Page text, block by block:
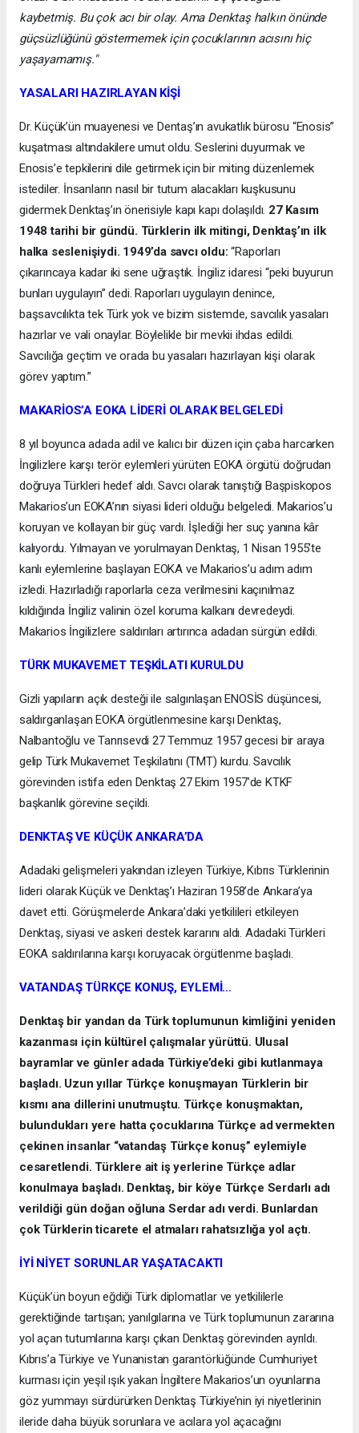
kaybetmiş. Bu çok acı bir olay. Ama Denktaş halkın önünde
güçsüzlüğünü göstermemek için çocuklarının acısını hiç
yaşayamamış."
YASALARI HAZIRLAYAN KİŞİ
Dr. Küçük’ün muayenesi ve Dentaş’ın avukatlık bürosu “Enosis”
kuşatması altındakilere umut oldu. Seslerini duyurmak ve
Enosis’e tepkilerini dile getirmek için bir miting düzenlemek
istediler. İnsanların nasıl bir tutum alacakları kuşkusunu
gidermek Denktaş’ın önerisiyle kapı kapı dolaşıldı. 27 Kasım
1948 tarihi bir gündü. Türklerin ilk mitingi, Denktaş’ın ilk
halka seslenişiydi. 1949’da savcı oldu:“Raporları
çıkarıncaya kadar iki sene uğraştık. İngiliz idaresi “peki buyurun
bunları uygulayın” dedi. Raporları uygulayın denince,
başsavcılıkta tek Türk yok ve bizim sistemde, savcılık yasaları
hazırlar ve vali onaylar. Böylelikle bir mevkii ihdas edildi.
Savcılığa geçtim ve orada bu yasaları hazırlayan kişi olarak
görev yaptım.”
MAKARİOS’A EOKA LİDERİ OLARAK BELGELEDİ
8 yıl boyunca adada adil ve kalıcı bir düzen için çaba harcarken
İngilizlere karşı terör eylemleri yürüten EOKA örgütü doğrudan
doğruya Türkleri hedef aldı. Savcı olarak tanıştığı Başpiskopos
Makarios’un EOKA’nın siyasi lideri olduğu belgeledi. Makarios’u
koruyan ve kollayan bir güç vardı. İşlediği her suç yanına kâr
kalıyordu. Yılmayan ve yorulmayan Denktaş, 1 Nisan 1955’te
kanlı eylemlerine başlayan EOKA ve Makarios’u adım adım
izledi. Hazırladığı raporlarla ceza verilmesini kaçınılmaz
kıldığında İngiliz valinin özel koruma kalkanı devredeydi.
Makarios İngilizlere saldırıları artırınca adadan sürgün edildi.
TÜRK MUKAVEMET TEŞKİLATI KURULDU
Gizli yapıların açık desteği ile salgınlaşan ENOSİS düşüncesi,
saldırganlaşan EOKA örgütlenmesine karşı Denktaş,
Nalbantoğlu ve Tanrısevdi 27 Temmuz 1957 gecesi bir araya
gelip Türk Mukavemet Teşkilatını (TMT) kurdu. Savcılık
görevinden istifa eden Denktaş 27 Ekim 1957’de KTKF
başkanlık görevine seçildi.
DENKTAŞ VE KÜÇÜK ANKARA’DA
Adadaki gelişmeleri yakından izleyen Türkiye, Kıbrıs Türklerinin
lideri olarak Küçük ve Denktaş’ı Haziran 1958’de Ankara’ya
davet etti. Görüşmelerde Ankara’daki yetkilileri etkileyen
Denktaş, siyasi ve askeri destek kararını aldı. Adadaki Türkleri
EOKA saldırılarına karşı koruyacak örgütlenme başladı.
VATANDAŞ TÜRKÇE KONUŞ, EYLEMİ…
Denktaş bir yandan da Türk toplumunun kimliğini yeniden
kazanması için kültürel çalışmalar yürüttü. Ulusal
bayramlar ve günler adada Türkiye’deki gibi kutlanmaya
başladı. Uzun yıllar Türkçe konuşmayan Türklerin bir
kısmı ana dillerini unutmuştu. Türkçe konuşmaktan,
bulundukları yere hatta çocuklarına Türkçe ad vermekten
çekinen insanlar “vatandaş Türkçe konuş” eylemiyle
cesaretlendi. Türklere ait iş yerlerine Türkçe adlar
konulmaya başladı. Denktaş, bir köye Türkçe Serdarlı adı
verildiği gün doğan oğluna Serdar adı verdi. Bunlardan
çok Türklerin ticarete el atmaları rahatsızlığa yol açtı.
İYİ NİYET SORUNLAR YAŞATACAKTI
Küçük’ün boyun eğdiği Türk diplomatlar ve yetkililerle
gerektiğinde tartışan; yanılgılarına ve Türk toplumunun zararına
yol açan tutumlarına karşı çıkan Denktaş görevinden ayrıldı.
Kıbrıs’a Türkiye ve Yunanistan garantörlüğünde Cumhuriyet
kurması için yeşil ışık yakan İngiltere Makarios’un oyunlarına
göz yummayı sürdürürken Denktaş Türkiye’nin iyi niyetlerinin
ileride daha büyük sorunlara ve acılara yol açacağını